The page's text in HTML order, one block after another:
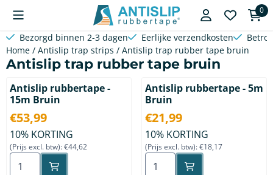
Cookievoorkeuren zijn beschikbaar. Kies instellingen of sta
0
Bezorgd binnen 2-3 dagen Eerlijke verzendkosten
Home / Antislip trap strips / Antislip trap rubber tape bruin
Antislip trap rubber tape bruin
Antislip rubbertape -
15m Bruin
Prijs: 53,99, exclusief btw: 44,62
€53,99
10% KORTING
(Prijs excl. btw):€44,62
Aantal kiezen voor Antislip rubbertape - 15m Bruin
Antislip rubbertape - 5m
Bruin
Prijs: 21,99, exclusief btw:
€21,99
10% KORTING
(Prijs excl. btw):€18,17
Aantal kiezen voor Antislip